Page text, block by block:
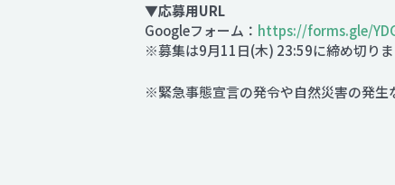
▼応募用URL
Googleフォーム： https://forms.gle/
※募集は9月11日(木) 23:59に締め切りま
※緊急事態宣言の発令や自然災害の発生